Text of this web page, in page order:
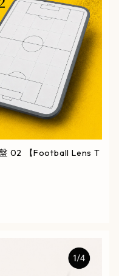
02 【Football Lens T